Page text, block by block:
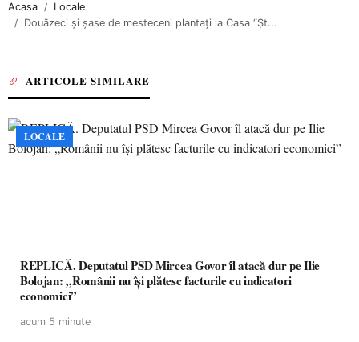
Acasa
Locale
Douăzeci şi şase de mesteceni plantaţi la Casa “Şt...
ARTICOLE SIMILARE
LOCALE
REPLICĂ. Deputatul PSD Mircea Govor îl atacă dur pe Ilie
Bolojan: „Românii nu își plătesc facturile cu indicatori
economici”
acum 5 minute